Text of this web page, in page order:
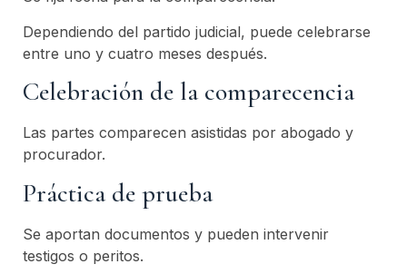
Dependiendo del partido judicial, puede celebrarse
entre uno y cuatro meses después.
Celebración de la comparecencia
Las partes comparecen asistidas por abogado y
procurador.
Práctica de prueba
Se aportan documentos y pueden intervenir
testigos o peritos.